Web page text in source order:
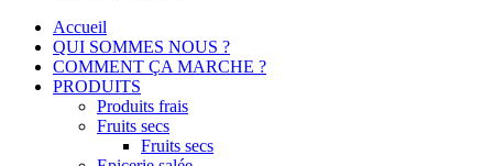
Accueil
QUI SOMMES NOUS ?
COMMENT ÇA MARCHE ?
PRODUITS
Produits frais
Fruits secs
Fruits secs